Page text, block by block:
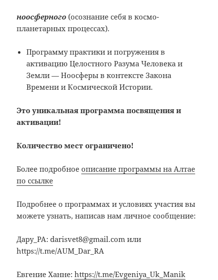
ноосферного (осознание себя в космо-
планетарных процессах).
Программу практики и погружения в
активацию Целостного Разума Человека и
Земли — Ноосферы в контексте Закона
Времени и Космической Истории.
Это уникальная программа посвящения и
активации!
Количество мест ограничено!
Более подробноеописание программы на Алтае
по ссылке
Подробнее о программах и условиях участия вы
можете узнать, написав нам личное сообщение:
Дару_РА: darisvet8@gmail.com или
https://t.me/AUM_Dar_RA
Евгение Ханне:https://t.me/Evgeniya_Uk_Manik